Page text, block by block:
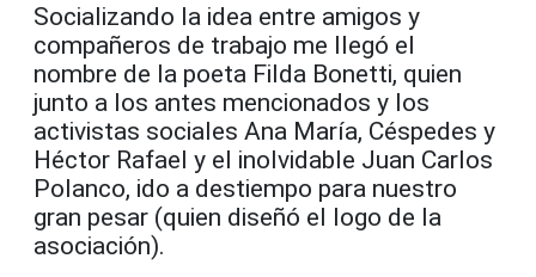
Socializando la idea entre amigos y
compañeros de trabajo me llegó el
nombre de la poeta Filda Bonetti, quien
junto a los antes mencionados y los
activistas sociales Ana María, Céspedes y
Héctor Rafael y el inolvidable Juan Carlos
Polanco, ido a destiempo para nuestro
gran pesar (quien diseñó el logo de la
asociación).